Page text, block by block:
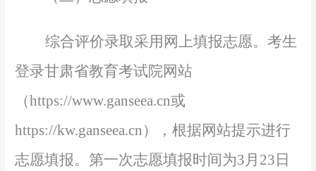
综合评价录取采用网上填报志愿。考生
登录甘肃省教育考试院网站
（https://www.ganseea.cn或
https://kw.ganseea.cn），根据网站提示进行
志愿填报。第一次志愿填报时间为3月 23 日